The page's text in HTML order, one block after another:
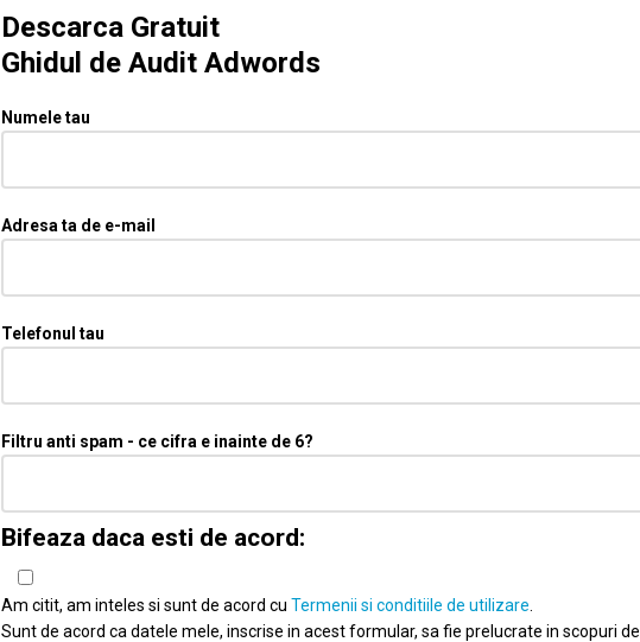
Descarca Gratuit
Ghidul de Audit Adwords
Numele tau
Adresa ta de e-mail
Telefonul tau
Filtru anti spam - ce cifra e inainte de 6?
Bifeaza daca esti de acord:
Am citit, am inteles si sunt de acord cu Termenii si conditiile de utilizare
Sunt de acord ca datele mele, inscrise in acest formular, sa fie prelucrate in scopuri de